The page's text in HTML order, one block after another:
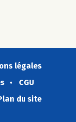
légales
CGU
du site